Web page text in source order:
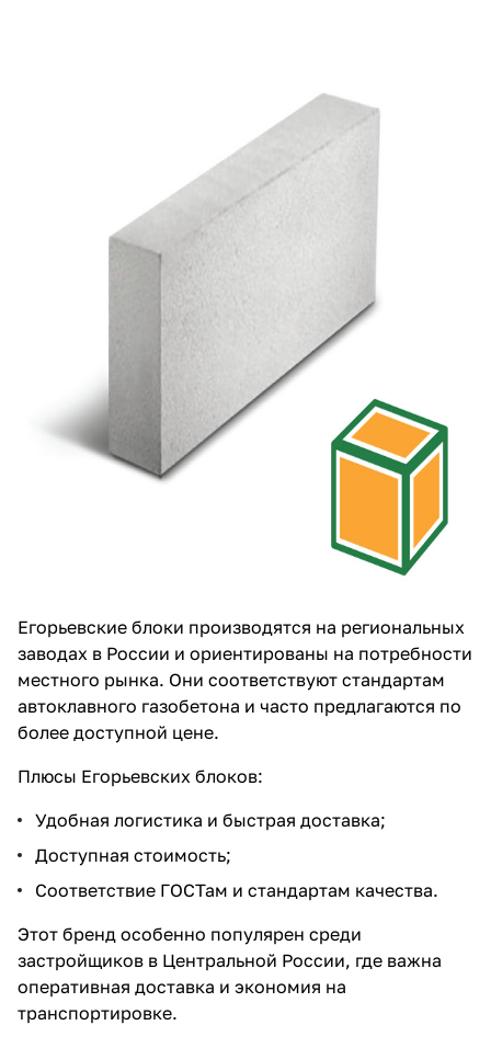
Егорьевские блоки производятся на региональных
заводах в России и ориентированы на потребности
местного рынка. Они соответствуют стандартам
автоклавного газобетона и часто предлагаются по
более доступной цене.
Плюсы Егорьевских блоков:
Удобная логистика и быстрая доставка;
Доступная стоимость;
Соответствие ГОСТам и стандартам качества.
Этот бренд особенно популярен среди
застройщиков в Центральной России, где важна
оперативная доставка и экономия на
транспортировке.